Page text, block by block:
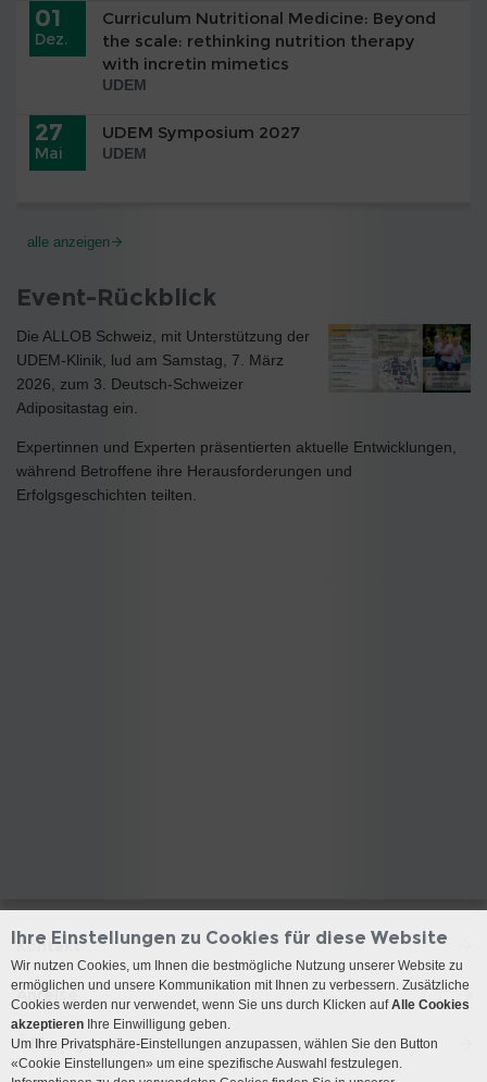
01
Dez.
Curriculum Nutritional Medicine: Beyond
the scale: rethinking nutrition therapy
with incretin mimetics
UDEM
27
Mai
UDEM Symposium 2027
UDEM
alle anzeigen
Event-Rückblick
Die ALLOB Schweiz, mit Unterstützung der
UDEM-Klinik, lud am Samstag, 7. März
2026, zum 3. Deutsch-Schweizer
Adipositastag ein.
Expertinnen und Experten präsentierten aktuelle Entwicklungen,
während Betroffene ihre Herausforderungen und
Erfolgsgeschichten teilten.
Kontakt
Anreise
Öffnungszeiten
Ihre Einstellungen zu Cookies für diese Website
Wir nutzen Cookies, um Ihnen die bestmögliche Nutzung unserer Website zu
ermöglichen und unsere Kommunikation mit Ihnen zu verbessern. Zusätzliche
Cookies werden nur verwendet, wenn Sie uns durch Klicken aufAlle Cookies
akzeptieren Ihre Einwilligung geben.
Um Ihre Privatsphäre-Einstellungen anzupassen, wählen Sie den Button
«Cookie Einstellungen» um eine spezifische Auswahl festzulegen.